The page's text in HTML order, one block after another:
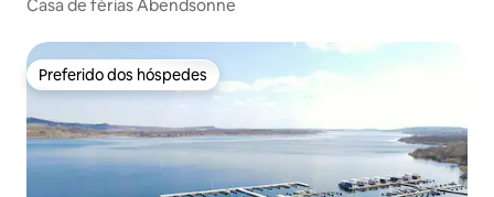
Casa de férias Abendsonne
Preferido dos hóspedes
Preferido dos hóspedes